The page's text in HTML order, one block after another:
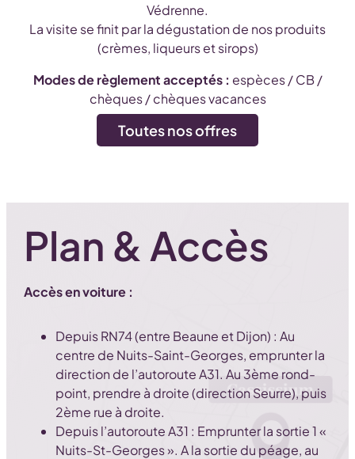
Védrenne.
La visite se finit par la dégustation de nos produits
(crèmes, liqueurs et sirops)
Modes de règlement acceptés : espèces / CB /
chèques / chèques vacances
Toutes nos offres
Plan & Accès
Accès en voiture :
Depuis RN74 (entre Beaune et Dijon) : Au
centre de Nuits-Saint-Georges, emprunter la
direction de l’autoroute A31. Au 3ème rond-
point, prendre à droite (direction Seurre), puis
2ème rue à droite.
Depuis l’autoroute A31 : Emprunter la sortie 1 «
Nuits-St-Georges ». A la sortie du péage, au